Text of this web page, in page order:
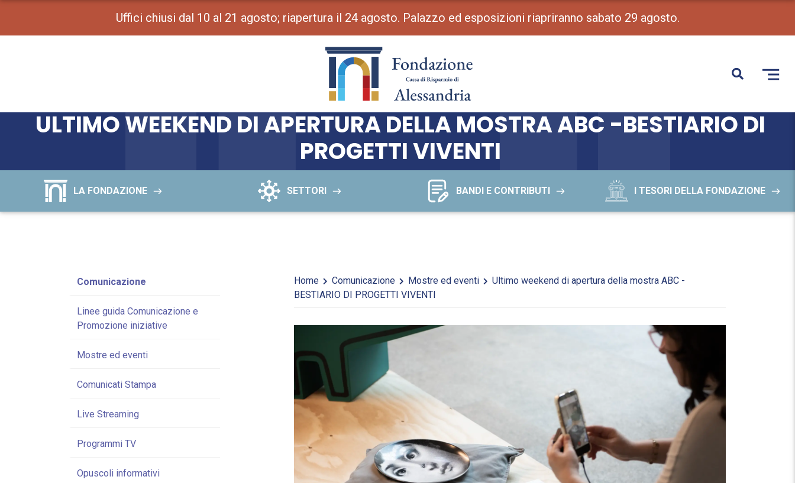
Uffici chiusi dal 10 al 21 agosto; riapertura il 24 agosto. Palazzo ed esposizioni riapriranno sabato 29 agosto.
ULTIMO WEEKEND DI APERTURA DELLA MOSTRA ABC -BESTIARIO DI
PROGETTI VIVENTI
LA FONDAZIONE SETTORI BANDI E CONTRIBUTI I TESORI DELLA FONDAZIONE
Comunicazione
Linee guida Comunicazione e
Promozione iniziative
Mostre ed eventi
Comunicati Stampa
Live Streaming
Programmi TV
Opuscoli informativi
Home Comunicazione Mostre ed eventi
Ultimo weekend di apertura della mostra ABC -
BESTIARIO DI PROGETTI VIVENTI